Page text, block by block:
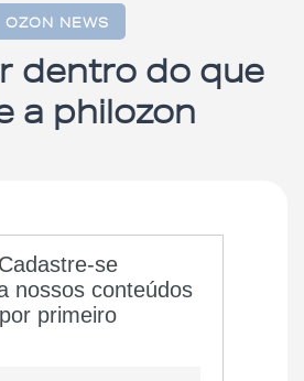
OZON NEWS
dentro do que
a philozon